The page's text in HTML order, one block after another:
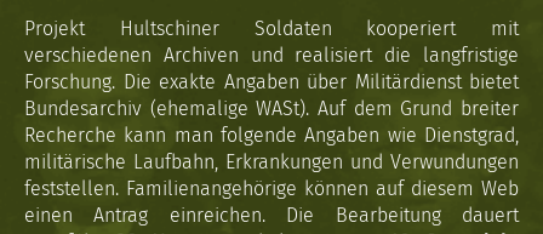
Projekt Hultschiner Soldaten kooperiert mit
verschiedenen Archiven und realisiert die langfristige
Forschung. Die exakte Angaben über Militärdienst bietet
Bundesarchiv (ehemalige WASt). Auf dem Grund breiter
Recherche kann man folgende Angaben wie Dienstgrad,
militärische Laufbahn, Erkrankungen und Verwundungen
feststellen. Familienangehörige können auf diesem Web
einen Antrag einreichen. Die Bearbeitung dauert